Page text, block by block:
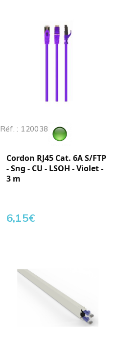
Réf. : 120038
Cordon RJ45 Cat. 6A S/FTP
- Sng - CU - LSOH - Violet -
3 m
6,15€